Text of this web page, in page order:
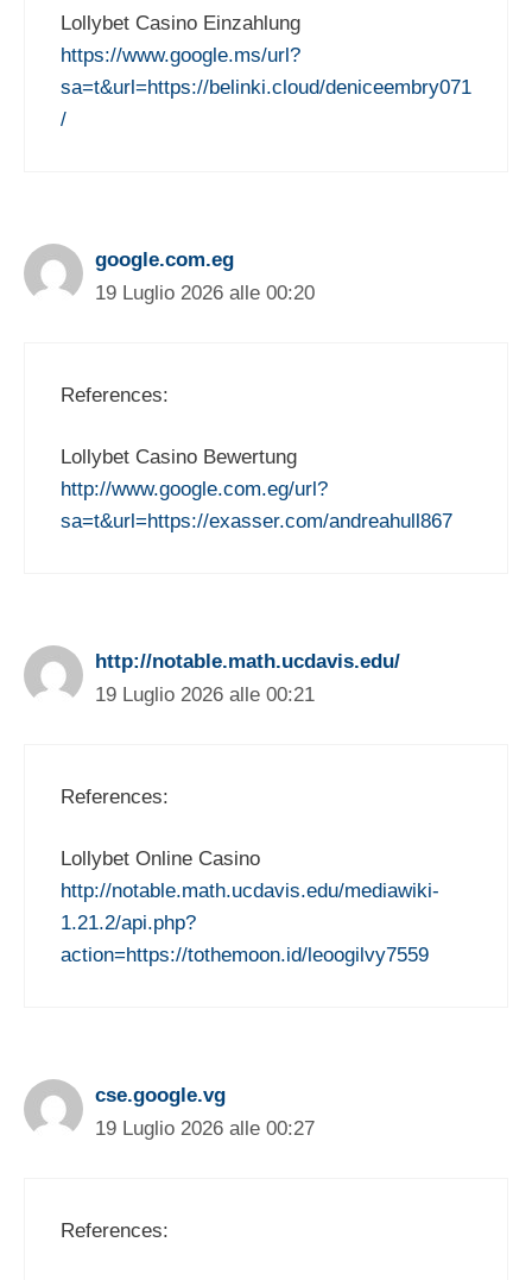
Lollybet Casino Einzahlung
https://www.google.ms/url?
sa=t&url=https://belinki.cloud/deniceembry071
/
google.com.eg
19 Luglio 2026 alle 00:20
References:
Lollybet Casino Bewertung
http://www.google.com.eg/url?
sa=t&url=https://exasser.com/andreahull867
http://notable.math.ucdavis.edu/
19 Luglio 2026 alle 00:21
References:
Lollybet Online Casino
http://notable.math.ucdavis.edu/mediawiki-
1.21.2/api.php?
action=https://tothemoon.id/leoogilvy7559
cse.google.vg
19 Luglio 2026 alle 00:27
References: